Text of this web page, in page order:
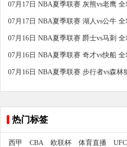
07月17日 NBA夏季联赛 灰熊vs老鹰
07月17日 NBA夏季联赛 湖人vs公牛
07月16日 NBA夏季联赛 爵士vs马刺
07月16日 NBA夏季联赛 奇才vs快船
07月16日 NBA夏季联赛 步行者vs森林
热门标签
西甲 CBA 欧联杯 体育直播